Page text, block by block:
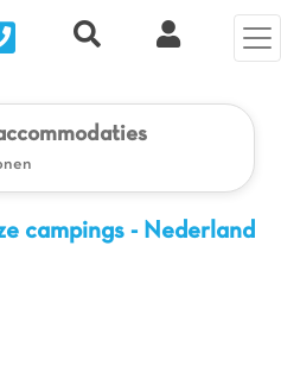
Nous contacterRecherche rapide
Mijn Clix
campings - Nederland